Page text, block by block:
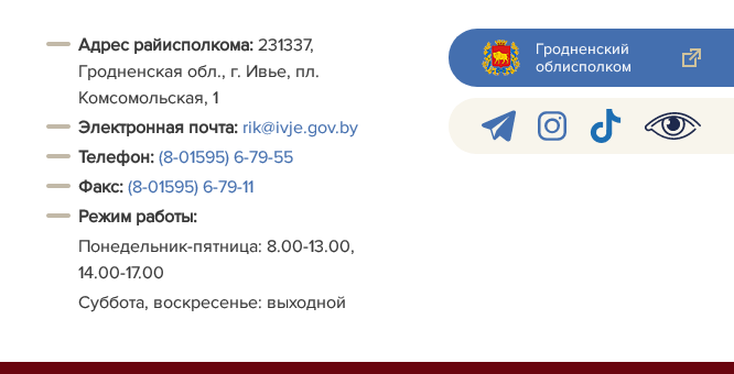
Адрес райисполкома: 231337,
Гродненская обл., г. Ивье, пл.
Комсомольская, 1
Электронная почта: rik@ivje.gov.by
Телефон: (8-01595) 6-79-55
Факс: (8-01595) 6-79-11
Режим работы:
Понедельник-пятница: 8.00-13.00,
14.00-17.00
Суббота, воскресенье: выходной
Гродненский
облисполком